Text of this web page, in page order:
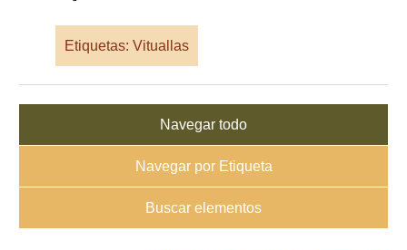
Etiquetas: Vituallas
Navegar todo
Navegar por Etiqueta
Buscar elementos